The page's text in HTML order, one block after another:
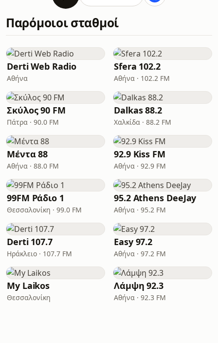
Παρόμοιοι σταθμοί
Derti Web Radio
Αθήνα
Sfera 102.2
Αθήνα · 102.2 FM
Σκύλος 90 FM
Πάτρα · 90.0 FM
Dalkas 88.2
Χαλκίδα · 88.2 FM
Μέντα 88
Αθήνα · 88.0 FM
92.9 Kiss FM
Αθήνα · 92.9 FM
99FM Ράδιο 1
Θεσσαλονίκη · 99.0 FM
95.2 Athens DeeJay
Αθήνα · 95.2 FM
Derti 107.7
Ηράκλειο · 107.7 FM
Easy 97.2
Αθήνα · 97.2 FM
My Laikos
Θεσσαλονίκη
Λάμψη 92.3
Αθήνα · 92.3 FM